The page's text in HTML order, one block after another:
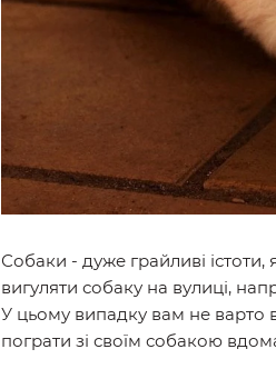
Собаки - дуже грайливі
вигуляти собаку на вулиці,
У цьому випадку вам не варто
пограти зі своїм собакою